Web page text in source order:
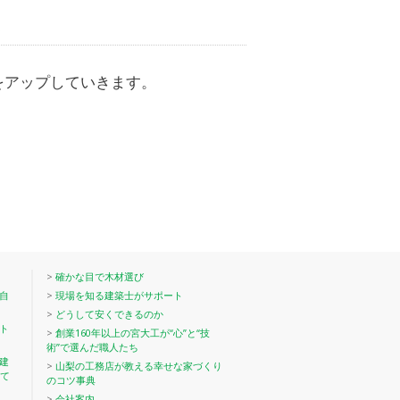
ップしていきます。
> 確かな目で木材選び
> 現場を知る建築士がサポート
> どうして安くできるのか
> 創業160年以上の宮大工が“心”と“技
術”で選んだ職人たち
> 山梨の工務店が教える幸せな家づくり
のコツ事典